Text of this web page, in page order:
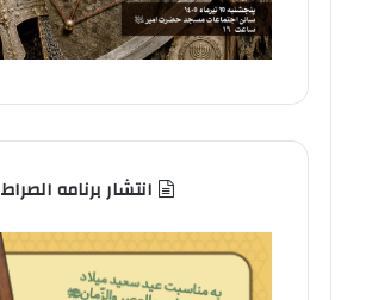
انتشار برنامه الصراط